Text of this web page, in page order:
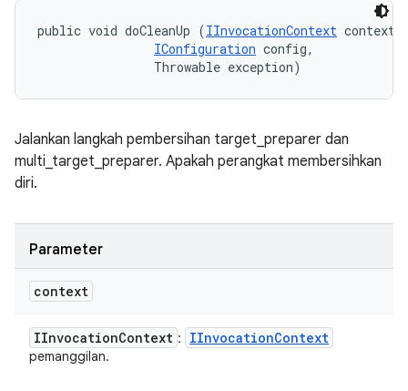
public void doCleanUp (IInvocationContext
IConfiguration config,
                Throwable exception)
Jalankan langkah pembersihan target_preparer dan
multi_target_preparer. Apakah perangkat membersihkan
diri.
Parameter
context
IInvocationContext : IInvocationContext
pemanggilan.